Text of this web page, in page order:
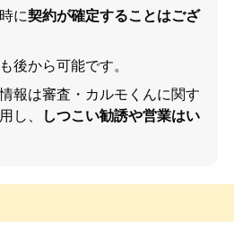
に契約が確定することはござ
も後から可能です。
報は審査・カルモくんに関す
し、
しつこい勧誘や営業はい